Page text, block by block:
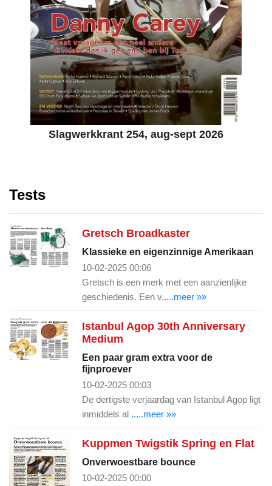
Slagwerkkrant 254, aug-sept 2026
Tests
Gretsch Broadkaster
Klassieke en eigenzinnige Amerikaan
10-02-2025 00:06
Gretsch is een merk met een aanzienlijke
geschiedenis. Een v.....meer »»
Istanbul Agop 30th Anniversary
Medium
Een paar gram extra voor de
fijnproever
10-02-2025 00:03
De dertigste verjaardag van Istanbul Agop ligt
inmiddels al .....meer »»
Kuppmen Twigstik Spring en Flat
Onverwoestbare bounce
10-02-2025 00:00